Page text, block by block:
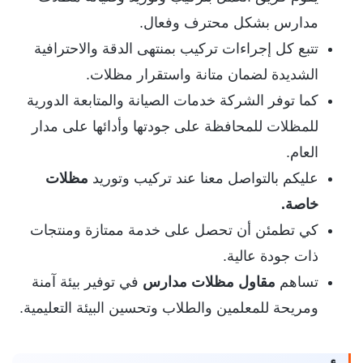
مدارس بشكل محترف وفعال.
تتبع كل إجراءات تركيب بمنتهى الدقة والاحترافية
الشديدة لضمان متانة واستقرار مظلات.
كما توفر الشركة خدمات الصيانة والمتابعة الدورية
للمظلات للمحافظة على جودتها وأدائها على مدار
العام.
عليكم بالتواصل معنا عند تركيب وتوريد مظلات
خاصة.
كي تطمئن أن تحصل على خدمة ممتازة ومنتجات
ذات جودة عالية.
تساهم مقاول مظلات مدارس في توفير بيئة آمنة
ومريحة للمعلمين والطلاب وتحسين البيئة التعليمية.